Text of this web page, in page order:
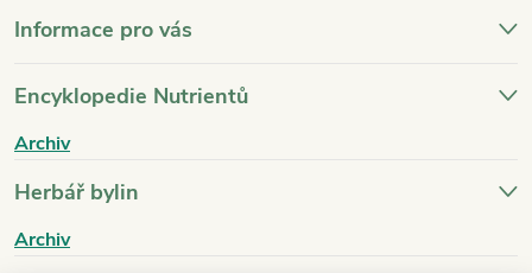
Informace pro vás
Encyklopedie Nutrientů
Archiv
Herbář bylin
Archiv